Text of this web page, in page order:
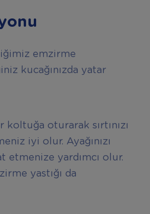
emzirme
kucağınızda yatar
oturarak sırtınızı
iyi olur. Ayağınızı
etmenize yardımcı olur.
yastığı da